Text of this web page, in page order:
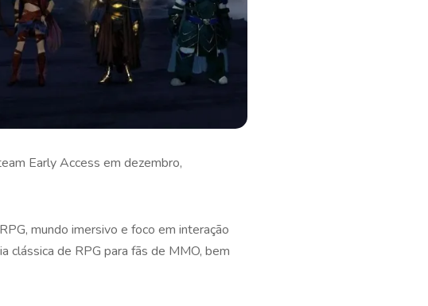
Early Access em dezembro,
mundo imersivo e foco em interação
clássica de RPG para fãs de MMO, bem